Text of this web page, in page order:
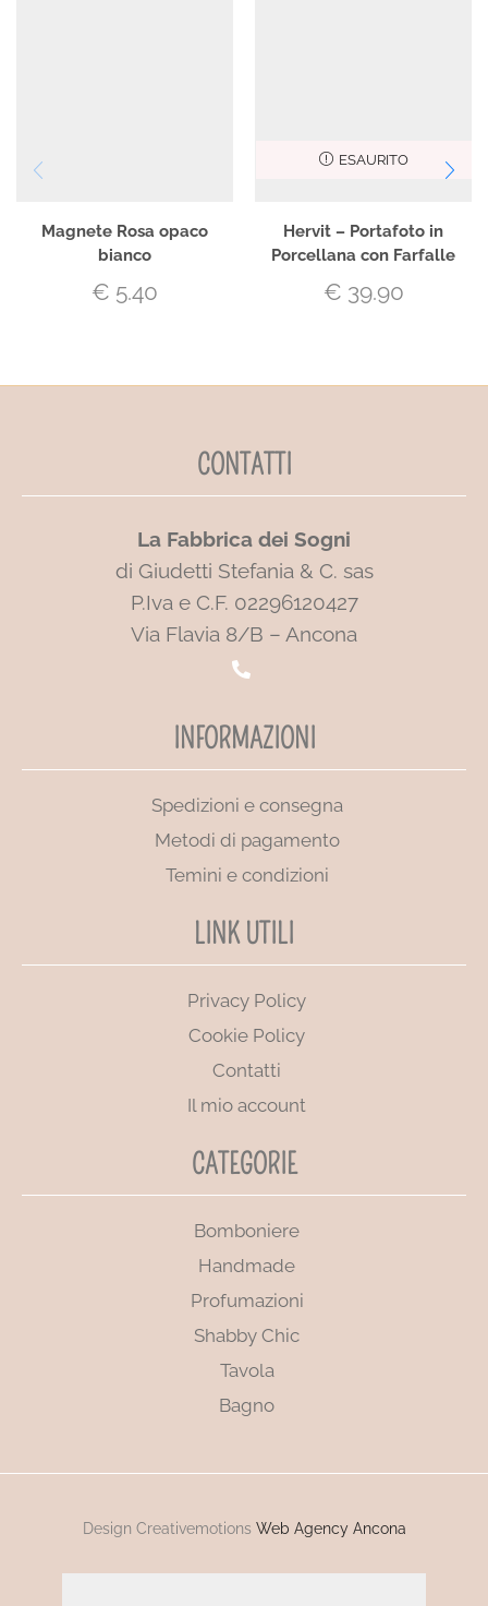
Magnete Rosa opaco
bianco
€ 5.40
ESAURITO
Hervit – Portafoto in
Porcellana con Farfalle
€ 39.90
CONTATTI
La Fabbrica dei Sogni
di Giudetti Stefania & C. sas
P.Iva e C.F. 02296120427
Via Flavia 8/B – Ancona
INFORMAZIONI
Spedizioni e consegna
Metodi di pagamento
Temini e condizioni
LINK UTILI
Privacy Policy
Cookie Policy
Contatti
Il mio account
CATEGORIE
Bomboniere
Handmade
Profumazioni
Shabby Chic
Tavola
Bagno
Design Creativemotions Web Agency Ancona